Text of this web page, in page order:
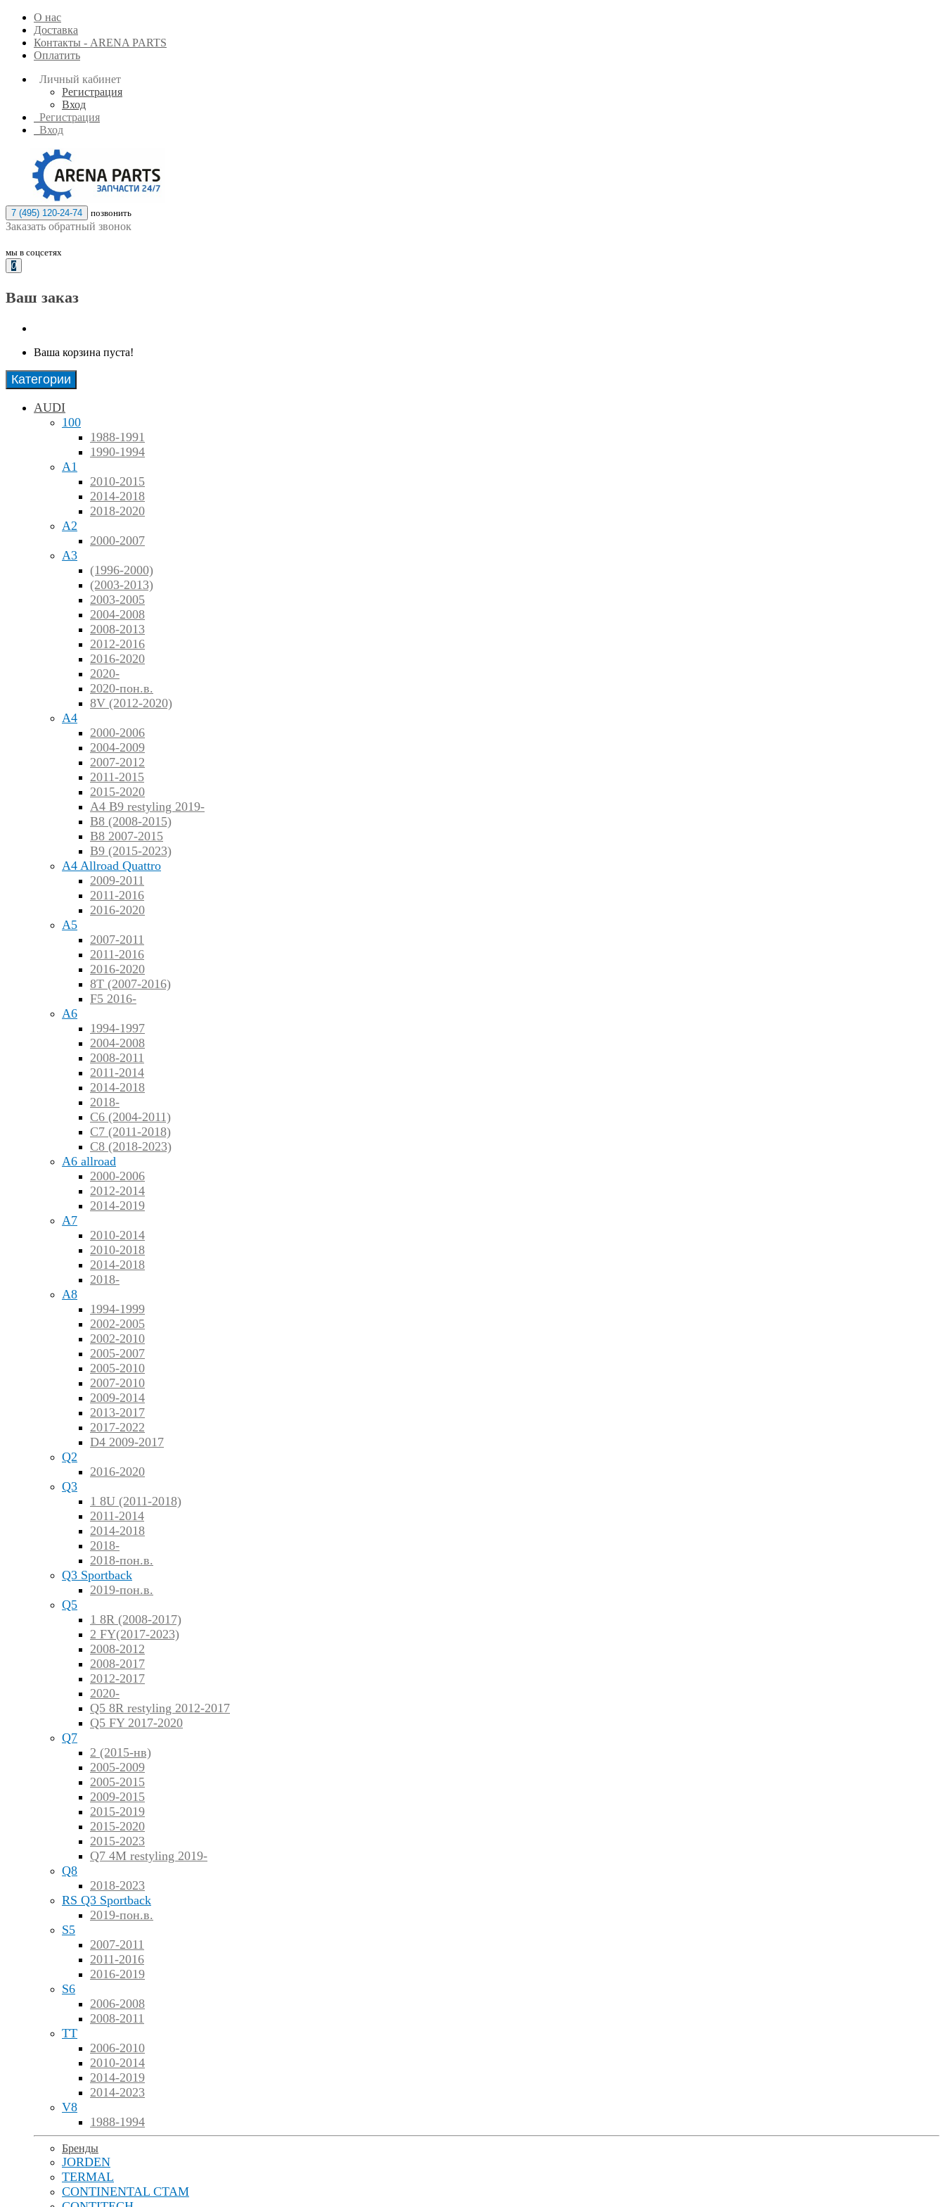
О нас
Доставка
Контакты - ARENA PARTS
Оплатить
Личный кабинет
Регистрация
Вход
Регистрация
Вход
7 (495) 120-24-74 позвонить
Заказать обратный звонок
мы в соцсетях
0
Ваш заказ
Ваша корзина пуста!
Категории
AUDI
100
1988-1991
1990-1994
A1
2010-2015
2014-2018
2018-2020
A2
2000-2007
A3
(1996-2000)
(2003-2013)
2003-2005
2004-2008
2008-2013
2012-2016
2016-2020
2020-
2020-пон.в.
8V (2012-2020)
A4
2000-2006
2004-2009
2007-2012
2011-2015
2015-2020
A4 B9 restyling 2019-
B8 (2008-2015)
B8 2007-2015
B9 (2015-2023)
A4 Allroad Quattro
2009-2011
2011-2016
2016-2020
A5
2007-2011
2011-2016
2016-2020
8T (2007-2016)
F5 2016-
A6
1994-1997
2004-2008
2008-2011
2011-2014
2014-2018
2018-
C6 (2004-2011)
C7 (2011-2018)
C8 (2018-2023)
A6 allroad
2000-2006
2012-2014
2014-2019
A7
2010-2014
2010-2018
2014-2018
2018-
A8
1994-1999
2002-2005
2002-2010
2005-2007
2005-2010
2007-2010
2009-2014
2013-2017
2017-2022
D4 2009-2017
Q2
2016-2020
Q3
1 8U (2011-2018)
2011-2014
2014-2018
2018-
2018-пон.в.
Q3 Sportback
2019-пон.в.
Q5
1 8R (2008-2017)
2 FY(2017-2023)
2008-2012
2008-2017
2012-2017
2020-
Q5 8R restyling 2012-2017
Q5 FY 2017-2020
Q7
2 (2015-нв)
2005-2009
2005-2015
2009-2015
2015-2019
2015-2020
2015-2023
Q7 4M restyling 2019-
Q8
2018-2023
RS Q3 Sportback
2019-пон.в.
S5
2007-2011
2011-2016
2016-2019
S6
2006-2008
2008-2011
TT
2006-2010
2010-2014
2014-2019
2014-2023
V8
1988-1994
Бренды
JORDEN
TERMAL
CONTINENTAL CTAM